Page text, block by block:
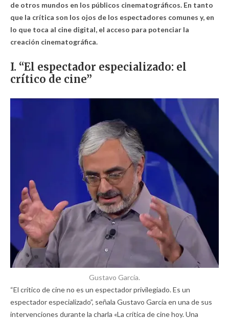
de otros mundos en los públicos cinematográficos. En tanto
que la crítica son los ojos de los espectadores comunes y, en
lo que toca al cine digital, el acceso para potenciar la
creación cinematográfica.
I. “El espectador especializado: el
crítico de cine”
Gustavo García.
“El crítico de cine no es un espectador privilegiado. Es un
espectador especializado”, señala Gustavo García en una de sus
intervenciones durante la charla «La crítica de cine hoy. Una